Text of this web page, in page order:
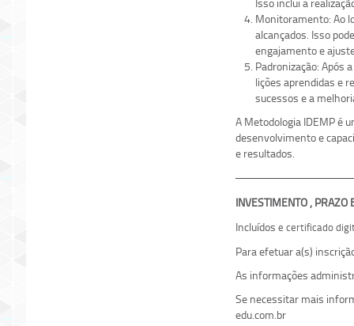
Monitoramento: Ao
alcançados. Isso
engajamento e
Padronização: Após
lições aprendidas e
sucessos e a
A Metodologia IDEMP é
desenvolvimento e
e resultados.
INVESTIMENTO , PRAZO
Incluídos e certificado
Para efetuar a(s)
As informações
Se necessitar mais
edu.com.br